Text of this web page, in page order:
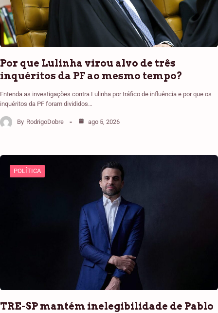
Por que Lulinha virou alvo de três
inquéritos da PF ao mesmo tempo?
Entenda as investigações contra Lulinha por tráfico de influência e por que os
inquéritos da PF foram divididos…
By RodrigoDobre ago 5, 2026
POLÍTICA
TRE-SP mantém inelegibilidade de Pablo